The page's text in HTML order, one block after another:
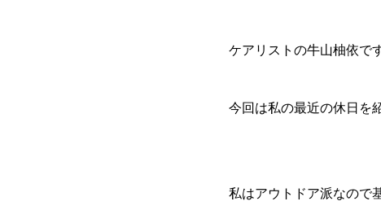
ケアリストの牛山柚依で
今回は私の最近の休日を
私はアウトドア派なので